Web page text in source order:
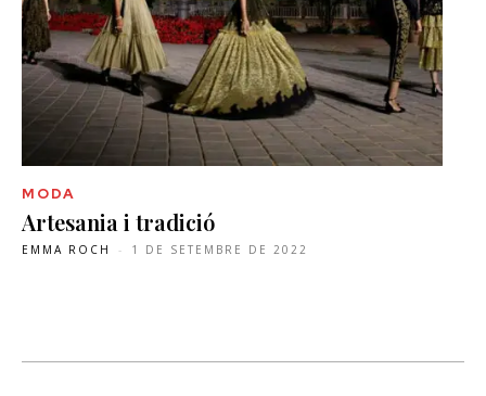
MODA
Artesania i tradició
EMMA ROCH - 1 DE SETEMBRE DE 2022